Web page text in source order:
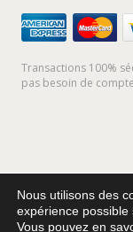
Transactions 100%
pas besoin de
Nous utilisons des
expérience possible
Vous pouvez en